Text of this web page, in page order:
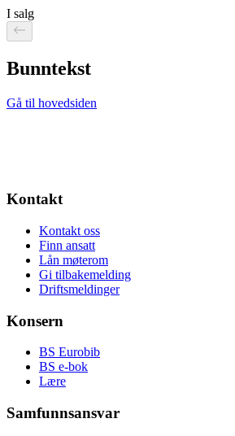
I salg
Bunntekst
Gå til hovedsiden
Kontakt
Kontakt oss
Finn ansatt
Lån møterom
Gi tilbakemelding
Driftsmeldinger
Konsern
BS Eurobib
BS e-bok
Lære
Samfunnsansvar